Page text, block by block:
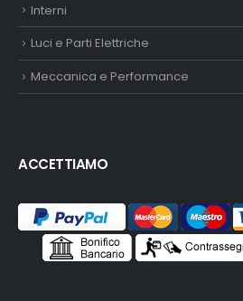
Interni
Luci e Parti Elettriche
Meccanica e Performance
ACCETTIAMO